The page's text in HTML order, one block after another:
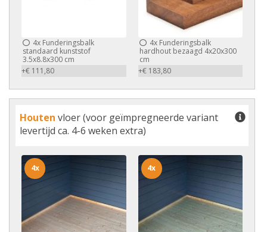
4x Funderingsbalk
standaard kunststof
3.5x8.8x300 cm
+€ 111,80
4xFunderingsbalk
hardhout bezaagd 4x20x300
cm
+€ 183,80
Houten vloer (voor geïmpregneerde variant
levertijd ca. 4-6 weken extra)
4x 4x